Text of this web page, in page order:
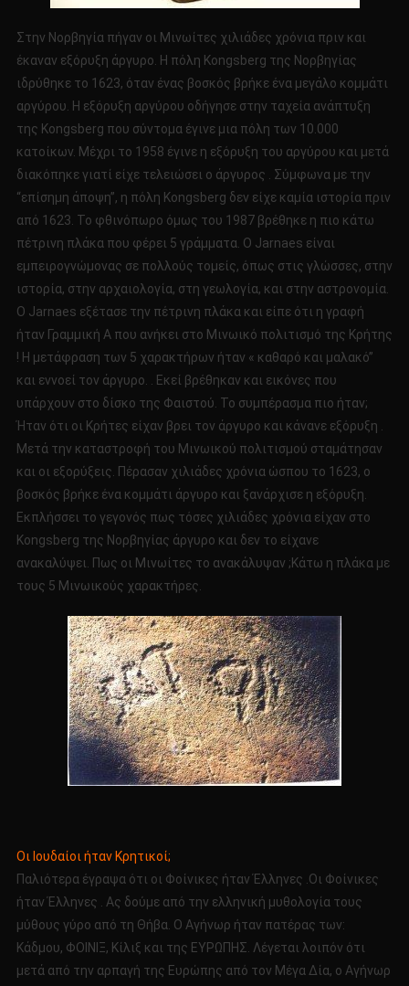
Στην Νορβηγία πήγαν οι Μινωίτες χιλιάδες χρόνια πριν και
έκαναν εξόρυξη άργυρο. Η πόλη Kongsberg της Νορβηγίας
ιδρύθηκε το 1623, όταν ένας βοσκός βρήκε ένα μεγάλο κομμάτι
αργύρου. Η εξόρυξη αργύρου οδήγησε στην ταχεία ανάπτυξη
της Kongsberg που σύντομα έγινε μια πόλη των 10.000
κατοίκων. Μέχρι το 1958 έγινε η εξόρυξη του αργύρου και μετά
διακόπηκε γιατί είχε τελειώσει ο άργυρος . Σύμφωνα με την
“επίσημη άποψη”, η πόλη Kongsberg δεν είχε καμία ιστορία πριν
από 1623. Το φθινόπωρο όμως του 1987 βρέθηκε η πιο κάτω
πέτρινη πλάκα που φέρει 5 γράμματα. Ο Jarnaes είναι
εμπειρογνώμονας σε πολλούς τομείς, όπως στις γλώσσες, στην
ιστορία, στην αρχαιολογία, στη γεωλογία, και στην αστρονομία.
Ο Jarnaes εξέτασε την πέτρινη πλάκα και είπε ότι η γραφή
ήταν Γραμμική Α που ανήκει στο Μινωικό πολιτισμό της Κρήτης
! Η μετάφραση των 5 χαρακτήρων ήταν « καθαρό και μαλακό”
και εννοεί τον άργυρο. . Εκεί βρέθηκαν και εικόνες που
υπάρχουν στο δίσκο της Φαιστού. Το συμπέρασμα πιο ήταν;
Ήταν ότι οι Κρήτες είχαν βρει τον άργυρο και κάνανε εξόρυξη .
Μετά την καταστροφή του Μινωικού πολιτισμού σταμάτησαν
και οι εξορύξεις. Πέρασαν χιλιάδες χρόνια ώσπου το 1623, ο
βοσκός βρήκε ένα κομμάτι άργυρο και ξανάρχισε η εξόρυξη.
Εκπλήσσει το γεγονός πως τόσες χιλιάδες χρόνια είχαν στο
Kongsberg της Νορβηγίας άργυρο και δεν το είχανε
ανακαλύψει. Πως οι Μινωίτες το ανακάλυψαν ;Κάτω η πλάκα με
τους 5 Μινωικούς χαρακτήρες.
Οι Ιουδαίοι ήταν Κρητικοί;
Παλιότερα έγραψα ότι οι Φοίνικες ήταν Έλληνες .Οι Φοίνικες
ήταν Έλληνες . Ας δούμε από την ελληνική μυθολογία τους
μύθους γύρο από τη Θήβα. Ο Αγήνωρ ήταν πατέρας των:
Κάδμου, ΦΟΙΝΙΞ, Κίλιξ και της ΕΥΡΩΠΗΣ. Λέγεται λοιπόν ότι
μετά από την αρπαγή της Ευρώπης από τον Μέγα Δία, ο Αγήνωρ